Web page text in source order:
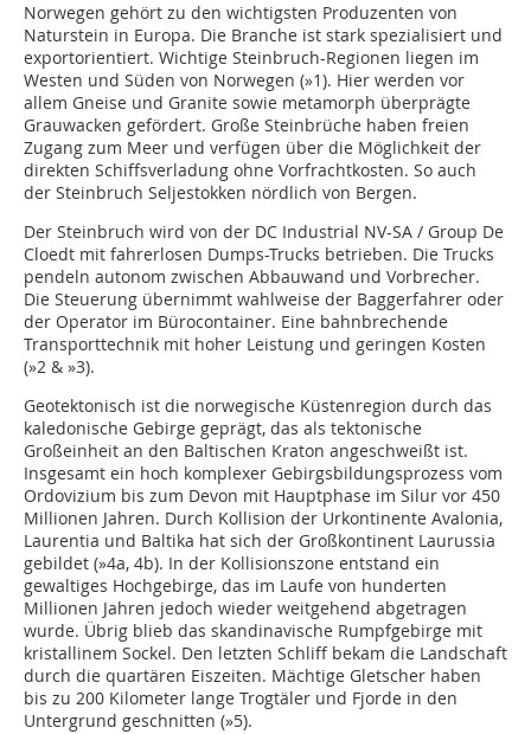
Norwegen gehört zu den wichtigsten Produzenten von
Naturstein in Europa. Die Branche ist stark spezialisiert und
exportorientiert. Wichtige Steinbruch-Regionen liegen im
Westen und Süden von Norwegen (»1). Hier werden vor
allem Gneise und Granite sowie metamorph überprägte
Grauwacken gefördert. Große Steinbrüche haben freien
Zugang zum Meer und verfügen über die Möglichkeit der
direkten Schiffsverladung ohne Vorfrachtkosten. So auch
der Steinbruch Seljestokken nördlich von Bergen.
Der Steinbruch wird von der DC Industrial NV-SA / Group De
Cloedt mit fahrerlosen Dumps-Trucks betrieben. Die Trucks
pendeln autonom zwischen Abbauwand und Vorbrecher.
Die Steuerung übernimmt wahlweise der Baggerfahrer oder
der Operator im Bürocontainer. Eine bahnbrechende
Transporttechnik mit hoher Leistung und geringen Kosten
(»2 & »3).
Geotektonisch ist die norwegische Küstenregion durch das
kaledonische Gebirge geprägt, das als tektonische
Großeinheit an den Baltischen Kraton angeschweißt ist.
Insgesamt ein hoch komplexer Gebirgsbildungsprozess vom
Ordovizium bis zum Devon mit Hauptphase im Silur vor 450
Millionen Jahren. Durch Kollision der Urkontinente Avalonia,
Laurentia und Baltika hat sich der Großkontinent Laurussia
gebildet (»4a, 4b). In der Kollisionszone entstand ein
gewaltiges Hochgebirge, das im Laufe von hunderten
Millionen Jahren jedoch wieder weitgehend abgetragen
wurde. Übrig blieb das skandinavische Rumpfgebirge mit
kristallinem Sockel. Den letzten Schliff bekam die Landschaft
durch die quartären Eiszeiten. Mächtige Gletscher haben
bis zu 200 Kilometer lange Trogtäler und Fjorde in den
Untergrund geschnitten (»5).